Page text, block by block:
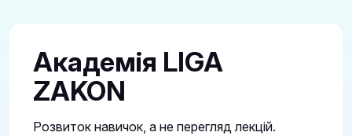
Академія LIGA
ZAKON
Розвиток навичок, а не перегляд лекцій.